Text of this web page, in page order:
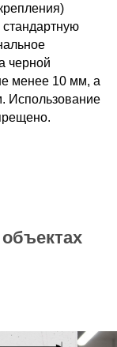
стандартную
черной
менее 10 мм, а
Использование